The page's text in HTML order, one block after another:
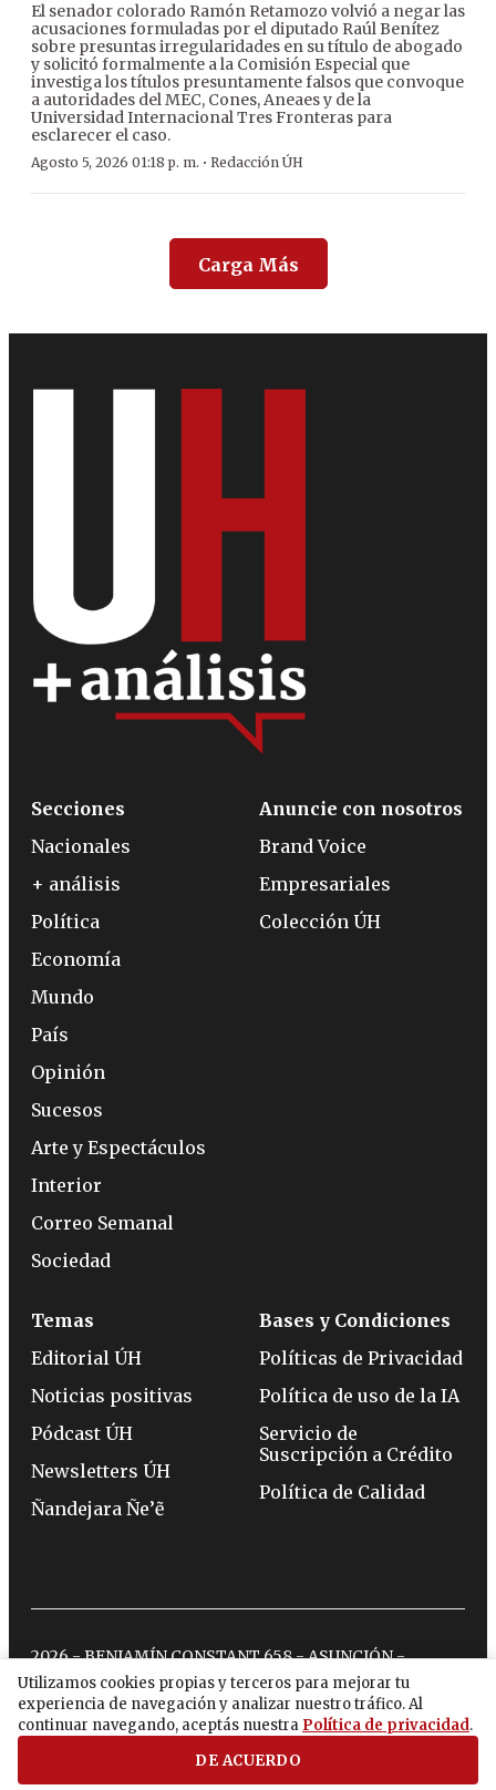
El senador colorado Ramón Retamozo volvió a negar las
acusaciones formuladas por el diputado Raúl Benítez
sobre presuntas irregularidades en su título de abogado
y solicitó formalmente a la Comisión Especial que
investiga los títulos presuntamente falsos que convoque
a autoridades del MEC, Cones, Aneaes y de la
Universidad Internacional Tres Fronteras para
esclarecer el caso.
Agosto 5, 2026 01:18 p. m. · Redacción ÚH
Carga Más
Utilizamos cookies propias y terceros para mejorar tu
experiencia de navegación y analizar nuestro tráfico. Al
continuar navegando, aceptás nuestra Política de privacidad.
DE ACUERDO
Secciones
Nacionales
+ análisis
Política
Economía
Mundo
País
Opinión
Sucesos
Arte y Espectáculos
Interior
Correo Semanal
Sociedad
Anuncie con nosotros
Brand Voice
Empresariales
Colección ÚH
Temas
Editorial ÚH
Noticias positivas
Pódcast ÚH
Newsletters ÚH
Ñandejara Ñe’ẽ
Bases y Condiciones
Políticas de Privacidad
Política de uso de la IA
Servicio de
Suscripción a Crédito
Política de Calidad
2026 - BENJAMÍN CONSTANT 658 - ASUNCIÓN -
TELÉFONO: (0994) 715 715